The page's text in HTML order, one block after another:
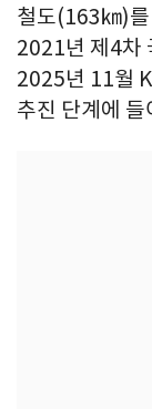
철도(163㎞)를
2021년 제4차
2025년 11월
추진 단계에 들